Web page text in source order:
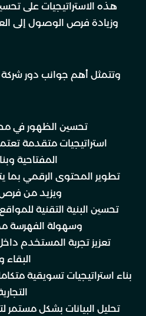
هذه الاستراتيجيات على
وزيادة فرص الوصول إلى
وتتمثل أهم جوانب دور
تحسين الظهور في
استراتيجيات متقدمة
المفتاحية
تطوير المحتوى الرقمي بما
ويزيد من
تحسين البنية التقنية
وسهولة الفهرسة
تعزيز تجربة المستخدم
بناء استراتيجيات تسويقية
تحليل البيانات بشكل مستمر